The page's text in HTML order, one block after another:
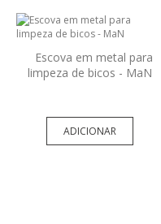
Escova em metal para
limpeza de bicos - MaN
ADICIONAR